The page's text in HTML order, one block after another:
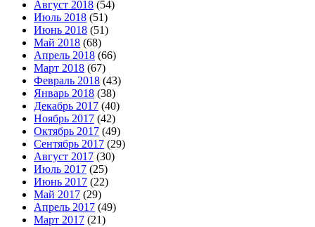
Август 2018 (54)
Июль 2018 (51)
Июнь 2018 (51)
Май 2018 (68)
Апрель 2018 (66)
Март 2018 (67)
Февраль 2018 (43)
Январь 2018 (38)
Декабрь 2017 (40)
Ноябрь 2017 (42)
Октябрь 2017 (49)
Сентябрь 2017 (29)
Август 2017 (30)
Июль 2017 (25)
Июнь 2017 (22)
Май 2017 (29)
Апрель 2017 (49)
Март 2017 (21)